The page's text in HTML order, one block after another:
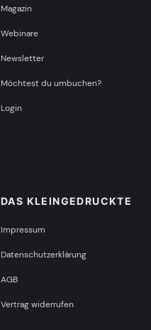
Magazin
Webinare
Newsletter
Möchtest du umbuchen?
Login
DAS KLEINGEDRUCKTE
Impressum
Datenschutzerklärung
AGB
Vertrag widerrufen